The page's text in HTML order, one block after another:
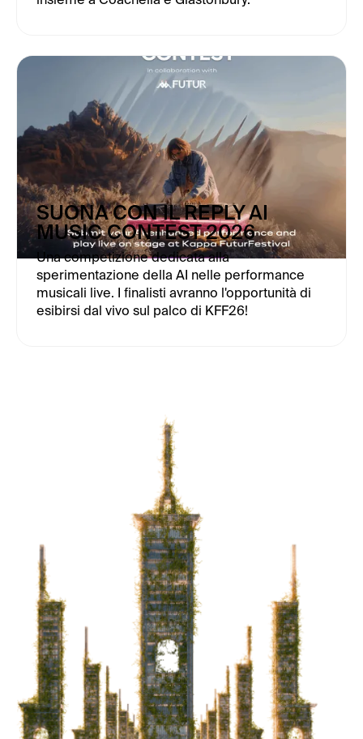
SUONA CON IL REPLY AI
MUSIC CONTEST 2026
Una competizione dedicata alla
sperimentazione della AI nelle performance
musicali live. I finalisti avranno l'opportunità di
esibirsi dal vivo sul palco di KFF26!